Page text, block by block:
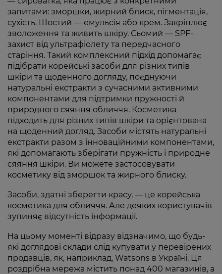
запитами: зморшки, жирний блиск, пігментація,
сухість. Шостий — емульсія або крем. Закріплює
зволоження та живить шкіру. Сьомий — SPF-
захист від ультрафіолету та передчасного
старіння. Такий комплексний підхід допомагає
підібрати корейські засоби для різних типів
шкіри та щоденного догляду, поєднуючи
натуральні екстракти з сучасними активними
компонентами для підтримки пружності й
природного сяяння обличчя. Косметика
підходить для різних типів шкіри та орієнтована
на щоденний догляд. Засоби містять натуральні
екстракти разом з інноваційними компонентами,
які допомагають зберігати пружність і природне
сяяння шкіри. Ви можете застосовувати
косметику від зморшок та жирного блиску.
Засоби, здатні зберегти красу, — це корейська
косметика для обличчя. Але деяких користувачів
зупиняє відсутність інформації.
На цьому моменті відразу відзначимо, що будь-
які доглядові склади слід купувати у перевірених
продавців, як, наприклад, Watsons в Україні. Ця
роздрібна мережа містить понад 400 магазинів, а